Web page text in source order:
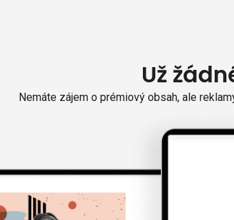
Už
Nemáte zájem o prémiový obsah, ale